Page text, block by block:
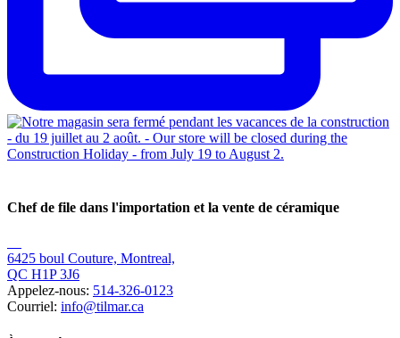
Chef de file dans l'importation et la vente de céramique
6425 boul Couture, Montreal,
QC H1P 3J6
Appelez-nous: 514-326-0123
Courriel: info@tilmar.ca